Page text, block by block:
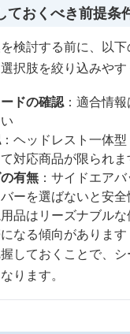
ておくべき前提条
検討する前に、以
択肢を絞り込みやす
ドの確認：適合情
：ヘッドレスト一体
対応商品が限られま
有無 ：サイドエア
ーを選ばないと安
用品はリーズナブル
なる傾向があります
しておくことで、
ります。